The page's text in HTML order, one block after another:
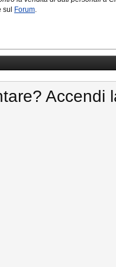
Forum.
Accendi